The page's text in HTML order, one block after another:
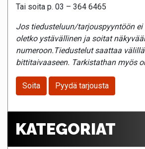
Tai soita p. 03 – 364 6465
Jos tiedusteluun/tarjouspyyntöön ei
oletko ystävällinen ja soitat
numeroon.Tiedustelut saattaa
bittitaivaaseen. Tarkistathan myös
Soita Pyydä tarjousta
KATEGORIAT